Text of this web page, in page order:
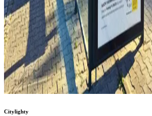
Citylighty